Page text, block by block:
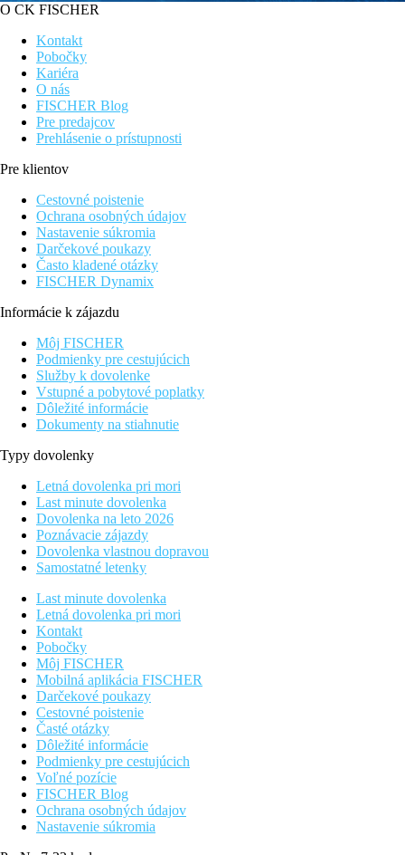
O CK FISCHER
Kontakt
Pobočky
Kariéra
O nás
FISCHER Blog
Pre predajcov
Prehlásenie o prístupnosti
Pre klientov
Cestovné poistenie
Ochrana osobných údajov
Nastavenie súkromia
Darčekové poukazy
Často kladené otázky
FISCHER Dynamix
Informácie k zájazdu
Môj FISCHER
Podmienky pre cestujúcich
Služby k dovolenke
Vstupné a pobytové poplatky
Dôležité informácie
Dokumenty na stiahnutie
Typy dovolenky
Letná dovolenka pri mori
Last minute dovolenka
Dovolenka na leto 2026
Poznávacie zájazdy
Dovolenka vlastnou dopravou
Samostatné letenky
Last minute dovolenka
Letná dovolenka pri mori
Kontakt
Pobočky
Môj FISCHER
Mobilná aplikácia FISCHER
Darčekové poukazy
Cestovné poistenie
Časté otázky
Dôležité informácie
Podmienky pre cestujúcich
Voľné pozície
FISCHER Blog
Ochrana osobných údajov
Nastavenie súkromia